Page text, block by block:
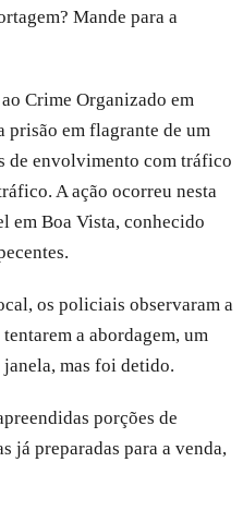
Mande para a
Crime Organizado em
prisão em flagrante de um
de envolvimento com tráfico
A ação ocorreu nesta
em Boa Vista, conhecido
os policiais observaram a
a abordagem, um
mas foi detido.
porções de
já preparadas para a venda,